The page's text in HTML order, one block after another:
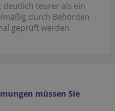
deutlich teurer als ein
durch Behörden
geprüft werden
müssen Sie